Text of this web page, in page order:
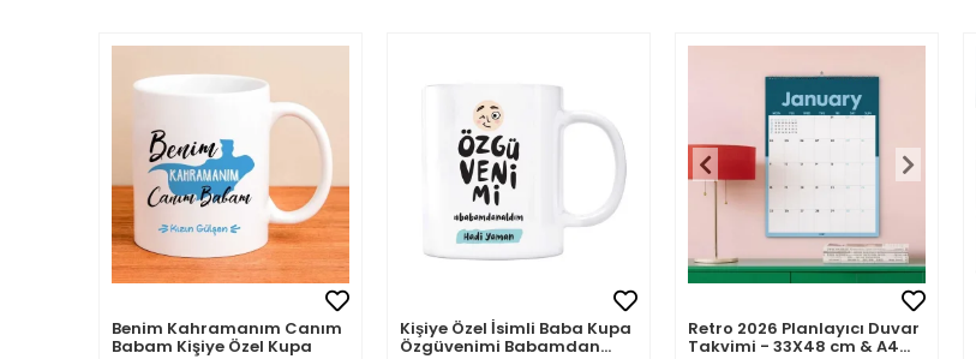
Benim Kahramanım Canım
Babam Kişiye Özel Kupa
Kişiye Özel İsimli Baba Kupa
Özgüvenimi Babamdan
Retro 2026 Planlayıcı Duvar
Takvimi - 33X48 cm & A4